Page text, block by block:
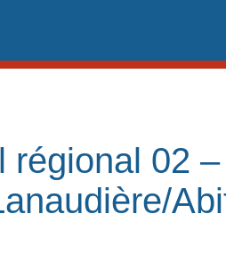
régional 02 –